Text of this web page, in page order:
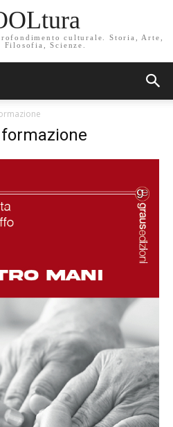
culturale. Storia, Arte,
Filosofia, Scienze.